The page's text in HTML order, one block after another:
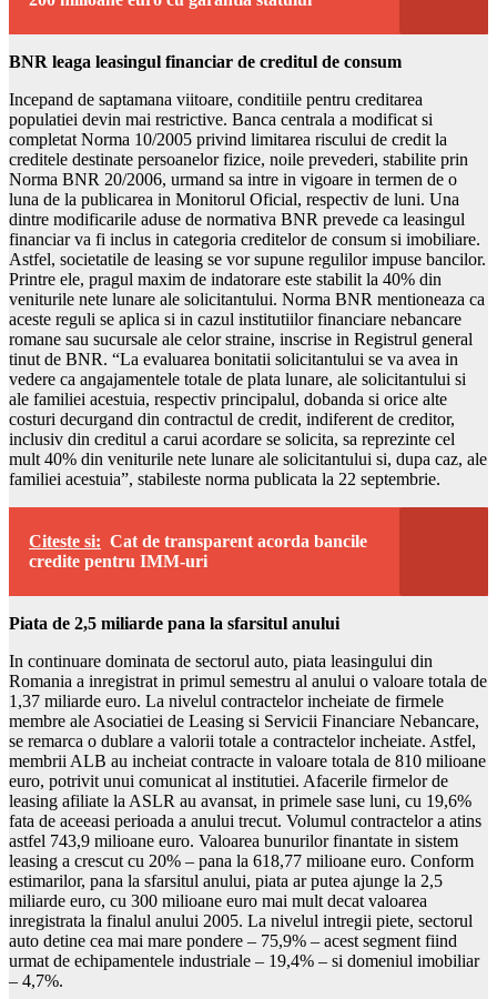
BNR leaga leasingul financiar de creditul de consum
Incepand de saptamana viitoare, conditiile pentru creditarea
populatiei devin mai restrictive. Banca centrala a modificat si
completat Norma 10/2005 privind limitarea riscului de credit la
creditele destinate persoanelor fizice, noile prevederi, stabilite prin
Norma BNR 20/2006, urmand sa intre in vigoare in termen de o
luna de la publicarea in Monitorul Oficial, respectiv de luni. Una
dintre modificarile aduse de normativa BNR prevede ca leasingul
financiar va fi inclus in categoria creditelor de consum si imobiliare.
Astfel, societatile de leasing se vor supune regulilor impuse bancilor.
Printre ele, pragul maxim de indatorare este stabilit la 40% din
veniturile nete lunare ale solicitantului. Norma BNR mentioneaza ca
aceste reguli se aplica si in cazul institutiilor financiare nebancare
romane sau sucursale ale celor straine, inscrise in Registrul general
tinut de BNR. “La evaluarea bonitatii solicitantului se va avea in
vedere ca angajamentele totale de plata lunare, ale solicitantului si
ale familiei acestuia, respectiv principalul, dobanda si orice alte
costuri decurgand din contractul de credit, indiferent de creditor,
inclusiv din creditul a carui acordare se solicita, sa reprezinte cel
mult 40% din veniturile nete lunare ale solicitantului si, dupa caz, ale
familiei acestuia”, stabileste norma publicata la 22 septembrie.
Citeste si: Cat de transparent acorda bancile
credite pentru IMM-uri
Piata de 2,5 miliarde pana la sfarsitul anului
In continuare dominata de sectorul auto, piata leasingului din
Romania a inregistrat in primul semestru al anului o valoare totala de
1,37 miliarde euro. La nivelul contractelor incheiate de firmele
membre ale Asociatiei de Leasing si Servicii Financiare Nebancare,
se remarca o dublare a valorii totale a contractelor incheiate. Astfel,
membrii ALB au incheiat contracte in valoare totala de 810 milioane
euro, potrivit unui comunicat al institutiei. Afacerile firmelor de
leasing afiliate la ASLR au avansat, in primele sase luni, cu 19,6%
fata de aceeasi perioada a anului trecut. Volumul contractelor a atins
astfel 743,9 milioane euro. Valoarea bunurilor finantate in sistem
leasing a crescut cu 20% – pana la 618,77 milioane euro. Conform
estimarilor, pana la sfarsitul anului, piata ar putea ajunge la 2,5
miliarde euro, cu 300 milioane euro mai mult decat valoarea
inregistrata la finalul anului 2005. La nivelul intregii piete, sectorul
auto detine cea mai mare pondere – 75,9% – acest segment fiind
urmat de echipamentele industriale – 19,4% – si domeniul imobiliar
– 4,7%.